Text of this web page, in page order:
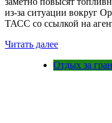
из-за ситуации вокруг
ТАСС со ссылкой на
Читать далее
Отдых за